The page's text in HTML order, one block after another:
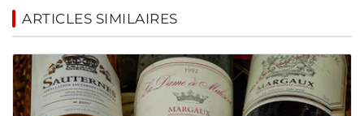
ARTICLES SIMILAIRES